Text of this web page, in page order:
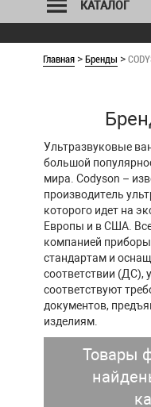
КАТАЛОГ
Главная >Бренды >
Ультразвуковые
большой
мира. Codyson –
производитель
которого идет на
Европы и в США.
компанией
стандартам и
соответствии (ДС),
соответствуют
документов,
изделиям.
Товары